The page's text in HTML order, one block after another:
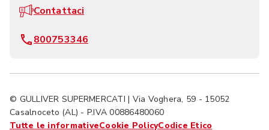
Contattaci
800753346
© GULLIVER SUPERMERCATI | Via Voghera, 59 - 15052
Casalnoceto (AL) - P.IVA 00886480060
Tutte le informativeCookie PolicyCodice Etico